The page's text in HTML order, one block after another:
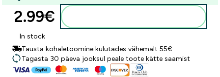
2.99€‎
In stock
Tausta kohaletoomine kulutades vähemalt 55€
Tagasta 30 päeva jooksul peale toote kätte saamist